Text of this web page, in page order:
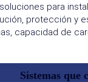
para
protección y
capacidad de
Sistemas que